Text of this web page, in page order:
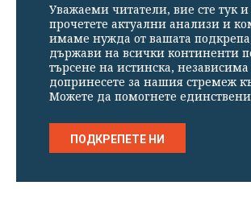
Уважаеми читатели, вие сте тук
прочетете актуални анализи и
имаме нужда от вашата
държави на всички континенти
търсене на истинска,
допринесете за нашия стремеж
Можете да помогнете
ПОДКРЕПЕТЕ НИ